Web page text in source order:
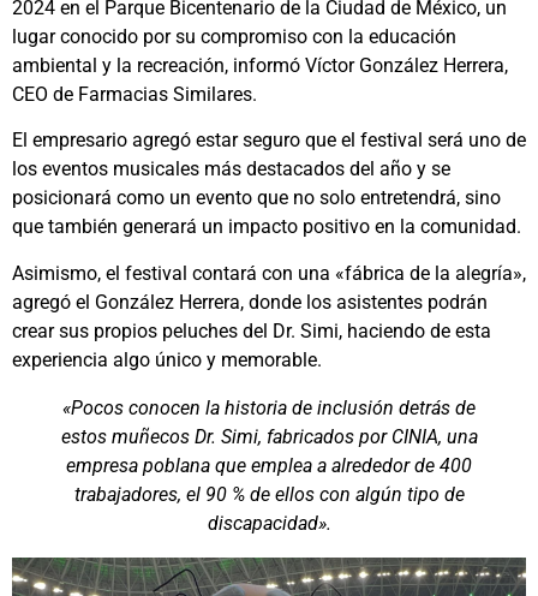
2024 en el Parque Bicentenario de la Ciudad de México, un
lugar conocido por su compromiso con la educación
ambiental y la recreación, informó Víctor González Herrera,
CEO de Farmacias Similares.
El empresario agregó estar seguro que el festival será uno de
los eventos musicales más destacados del año y se
posicionará como un evento que no solo entretendrá, sino
que también generará un impacto positivo en la comunidad.
Asimismo, el festival contará con una «fábrica de la alegría»,
agregó el González Herrera, donde los asistentes podrán
crear sus propios peluches del Dr. Simi, haciendo de esta
experiencia algo único y memorable.
«Pocos conocen la historia de inclusión detrás de
estos muñecos Dr. Simi, fabricados por CINIA, una
empresa poblana que emplea a alrededor de 400
trabajadores, el 90 % de ellos con algún tipo de
discapacidad».